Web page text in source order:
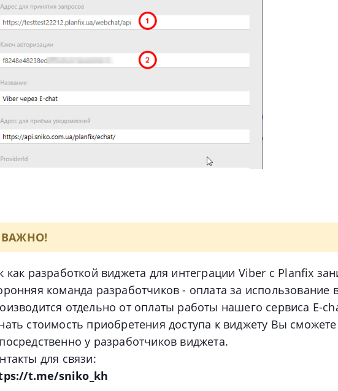
ВАЖНО!
как разработкой виджета для интеграции Viber с Planfix
команда разработчиков - оплата за использование
отдельно от оплаты работы нашего сервиса E-
стоимость приобретения доступа к виджету Вы сможете
у разработчиков виджета.
для связи:
t.me/sniko_kh